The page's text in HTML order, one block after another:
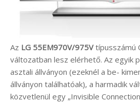
Az LG 55EM970V/975Vtípusszámú
változatban lesz elérhető. Az egyik
asztali állványon (ezeknél a be-
állványon találhatóak), a harmadik
közvetlenül egy „Invisible